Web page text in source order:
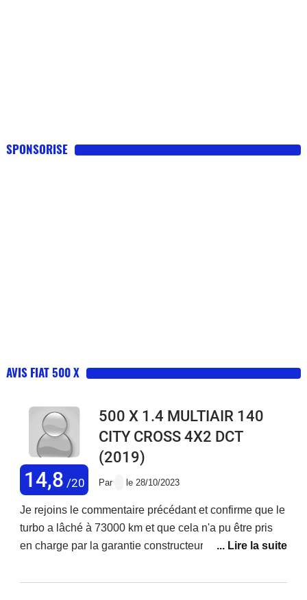
SPONSORISE
AVIS FIAT 500 X
14,8 /20
500 X 1.4 MULTIAIR 140
CITY CROSS 4X2 DCT
(2019)
Par le 28/10/2023
Je rejoins le commentaire précédant et confirme que le
turbo a lâché à 73000 km et que cela n'a pu être pris
en charge par la garantie constructeur ! Je précise que
réparations ! Ma voiture est d'ailleurs en vente. Je ne